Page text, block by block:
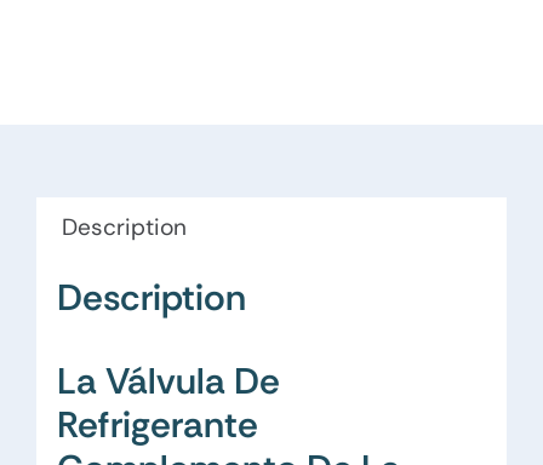
Description
Description
La Válvula De
Refrigerante